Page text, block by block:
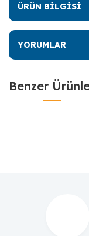
ÜRÜN BİLGİSİ
YORUMLAR
Benzer